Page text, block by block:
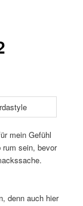
mein Gefühl
sein, bevor
denn auch hier